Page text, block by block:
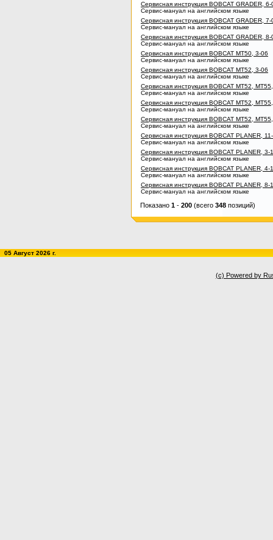
Сервисная инструкция BOBCAT GRADER, 6-
Сервис-мануал на английском языке
Сервисная инструкция BOBCAT GRADER, 7-
Сервис-мануал на английском языке
Сервисная инструкция BOBCAT GRADER, 8-
Сервис-мануал на английском языке
Сервисная инструкция BOBCAT MT50, 3-06
Сервис-мануал на английском языке
Сервисная инструкция BOBCAT MT52, 3-06
Сервис-мануал на английском языке
Сервисная инструкция BOBCAT MT52,
Сервис-мануал на английском языке
Сервисная инструкция BOBCAT MT52,
Сервис-мануал на английском языке
Сервисная инструкция BOBCAT MT52,
Сервис-мануал на английском языке
Сервисная инструкция BOBCAT PLANER,
Сервис-мануал на английском языке
Сервисная инструкция BOBCAT PLANER, 3-
Сервис-мануал на английском языке
Сервисная инструкция BOBCAT PLANER, 4-
Сервис-мануал на английском языке
Сервисная инструкция BOBCAT PLANER, 8-
Сервис-мануал на английском языке
Показано 1 - 200 (всего 348 позиций)
05 Август 2026 г.
(c) Powered by